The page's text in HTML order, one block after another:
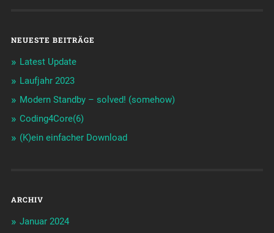
NEUESTE BEITRÄGE
Latest Update
Laufjahr 2023
Modern Standby – solved! (somehow)
Coding4Core(6)
(K)ein einfacher Download
ARCHIV
Januar 2024